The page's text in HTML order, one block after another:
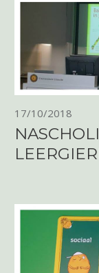
17/10/2018